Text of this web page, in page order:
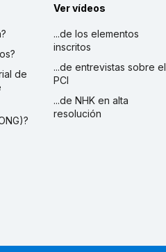
de
Ver vídeos
...de los elementos
inscritos
...de entrevistas sobre el
PCI
...de NHK en alta
resolución